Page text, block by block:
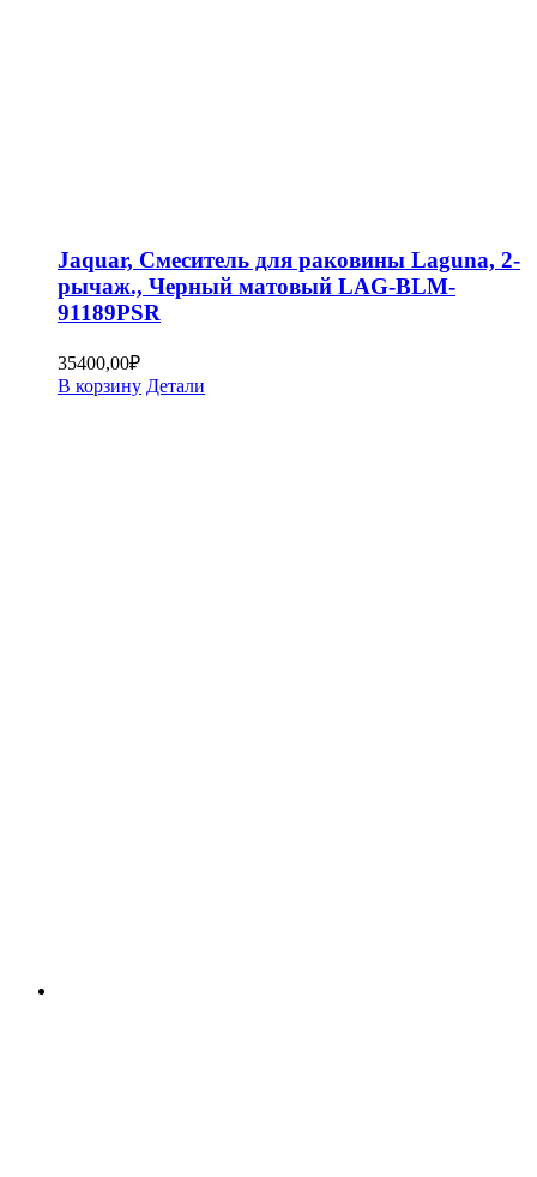
Jaquar, Смеситель для раковины Laguna, 2-
рычаж., Черный матовый LAG-BLM-
91189PSR
35400,00₽
В корзину Детали